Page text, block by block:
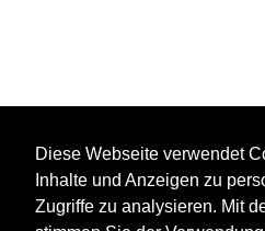
Diese Webseite verwendet
Inhalte und Anzeigen zu
Zugriffe zu analysieren. Mit